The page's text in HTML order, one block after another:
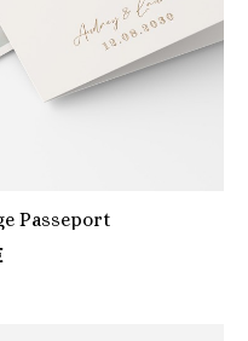
Passeport